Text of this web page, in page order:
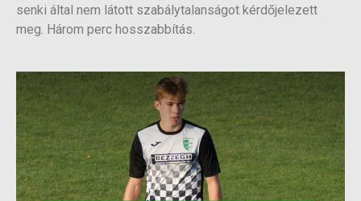
senki által nem látott szabálytalanságot kérdőjelezett
meg. Három perc hosszabbítás.